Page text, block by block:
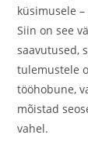
küsimusele –
Siin on see
saavutused,
tulemustele
tööhobune,
mõistad
vahel.